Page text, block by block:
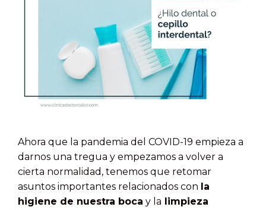
Ahora que la pandemia del COVID-19 empieza a
darnos una tregua y empezamos a volver a
cierta normalidad, tenemos que retomar
asuntos importantes relacionados con la
higiene de nuestra boca y la limpieza